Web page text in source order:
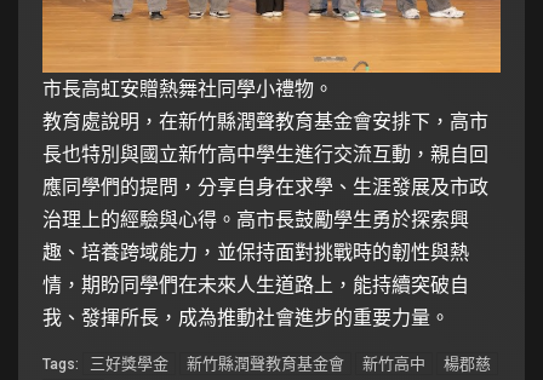
市長高虹安贈熱舞社同學小禮物。
教育處說明，在新竹縣潤聲教育基金會安排下，高市
長也特別與國立新竹高中學生進行交流互動，親自回
應同學們的提問，分享自身在求學、生涯發展及市政
治理上的經驗與心得。高市長鼓勵學生勇於探索興
趣、培養跨域能力，並保持面對挑戰時的韌性與熱
情，期盼同學們在未來人生道路上，能持續突破自
我、發揮所長，成為推動社會進步的重要力量。
Tags: 三好獎學金 新竹縣潤聲教育基金會 新竹高中
楊郡慈